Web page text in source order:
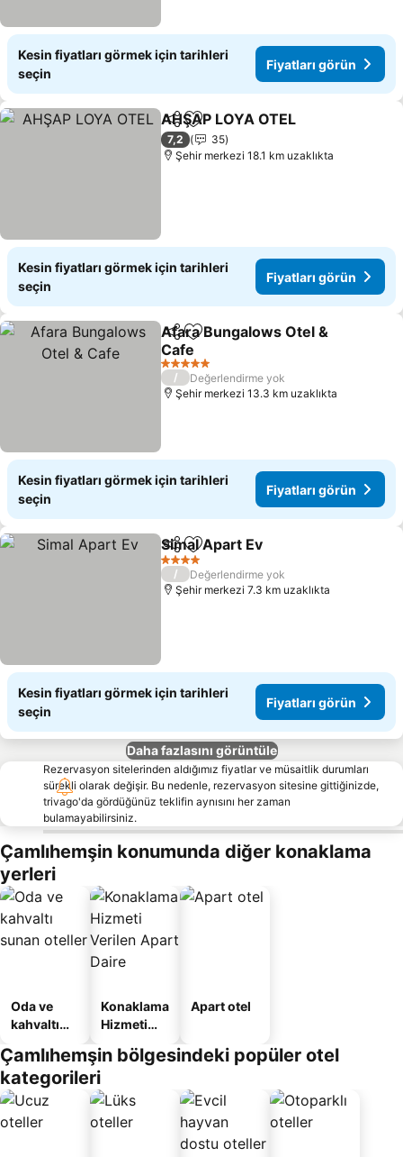
Kesin fiyatları görmek için tarihleri
seçin
Fiyatları görün
PaylaşFavorilerime ekle
AHŞAP LOYA OTEL
7,2
35
Şehir merkezi 18.1 km uzaklıkta
Kesin fiyatları görmek için tarihleri
seçin
Fiyatları görün
PaylaşFavorilerime ekle
Afara Bungalows Otel &
Cafe
5 Yıldız
/
Değerlendirme yok
Şehir merkezi 13.3 km uzaklıkta
Kesin fiyatları görmek için tarihleri
seçin
Fiyatları görün
PaylaşFavorilerime ekle
Simal Apart Ev
4 Yıldız
/
Değerlendirme yok
Şehir merkezi 7.3 km uzaklıkta
Kesin fiyatları görmek için tarihleri
seçin
Fiyatları görün
Daha fazlasını görüntüle
Rezervasyon sitelerinden aldığımız fiyatlar ve müsaitlik durumları
sürekli olarak değişir. Bu nedenle, rezervasyon sitesine gittiğinizde,
trivago'da gördüğünüz teklifin aynısını her zaman
bulamayabilirsiniz.
Çamlıhemşin konumunda diğer konaklama
yerleri
Oda ve
kahvaltı
oteller
Konaklama
Hizmeti
Apart
Apart otel
Çamlıhemşin bölgesindeki popüler otel
kategorileri